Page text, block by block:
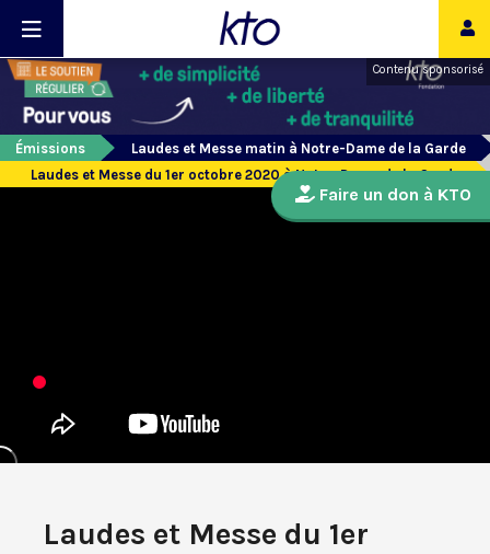
Contenu sponsorisé
Émissions
Laudes et Messe matin à Notre-Dame de la Garde
Laudes et Messe du 1er octobre 2020 à Notre-Dame de la Garde
Laudes et Messe du 1er
Faire un don à KTO